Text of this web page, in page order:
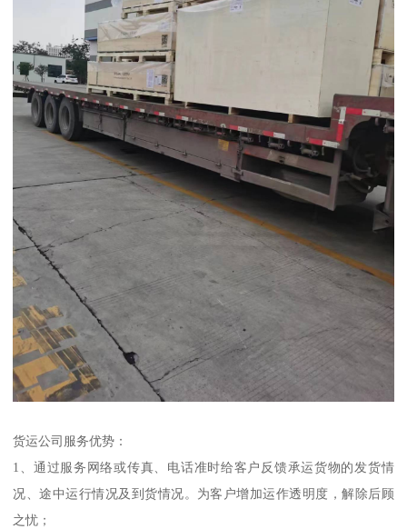
货运公司服务优势：
1、通过服务网络或传真、电话准时给客户反馈承运货物的发货情
况、途中运行情况及到货情况。为客户增加运作透明度，解除后顾
之忧；